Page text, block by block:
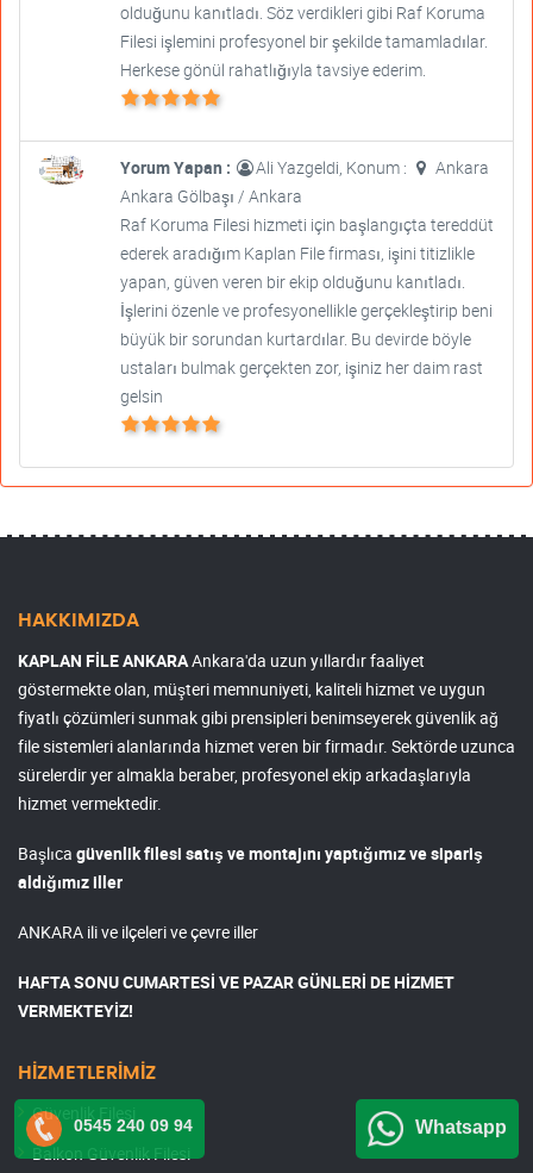
olduğunu kanıtladı. Söz verdikleri gibi Raf Koruma
Filesi işlemini profesyonel bir şekilde tamamladılar.
Herkese gönül rahatlığıyla tavsiye ederim.
Yorum Yapan : Ali Yazgeldi, Konum :
Ankara
Ankara Gölbaşı / Ankara
Raf Koruma Filesi hizmeti için başlangıçta tereddüt
ederek aradığım Kaplan File firması, işini titizlikle
yapan, güven veren bir ekip olduğunu kanıtladı.
İşlerini özenle ve profesyonellikle gerçekleştirip beni
büyük bir sorundan kurtardılar. Bu devirde böyle
ustaları bulmak gerçekten zor, işiniz her daim rast
gelsin
HAKKIMIZDA
KAPLAN FİLE ANKARAAnkara'da uzun yıllardır faaliyet
göstermekte olan, müşteri memnuniyeti, kaliteli hizmet ve uygun
fiyatlı çözümleri sunmak gibi prensipleri benimseyerek güvenlik ağ
file sistemleri alanlarında hizmet veren bir firmadır. Sektörde uzunca
sürelerdir yer almakla beraber, profesyonel ekip arkadaşlarıyla
hizmet vermektedir.
Başlıca güvenlik filesi satış ve montajını yaptığımız ve sipariş
aldığımız iller
ANKARA ili ve ilçeleri ve çevre iller
HAFTA SONU CUMARTESİ VE PAZAR GÜNLERİ DE HİZMET
VERMEKTEYİZ!
HİZMETLERİMİZ
Güvenlik Filesi
Balkon Güvenlik Filesi
0545 240 09 94 Whatsapp